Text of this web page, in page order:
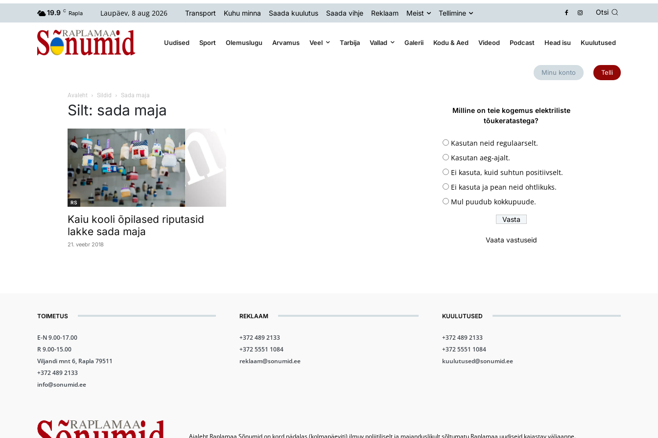
19.9 C Rapla Laupäev, 8 aug 2026 Transport Kuhu minna Saada kuulutus Saada vihje Reklaam Meist Tellimine Otsi
Uudised Sport Olemuslugu Arvamus Veel Tarbija Vallad Galerii Kodu & Aed Videod Podcast Head isu Kuulutused
Minu konto Telli
Avaleht Sildid Sada maja
Silt: sada maja
RS
Kaiu kooli õpilased riputasid
lakke sada maja
21. veebr 2018
Milline on teie kogemus elektriliste
tõukeratastega?
Kasutan neid regulaarselt.
Kasutan aeg-ajalt.
Ei kasuta, kuid suhtun positiivselt.
Ei kasuta ja pean neid ohtlikuks.
Mul puudub kokkupuude.
Vaata vastuseid
TOIMETUS
E-N 9.00-17.00
R 9.00-15.00
Viljandi mnt 6, Rapla 79511
+372 489 2133
info@sonumid.ee
REKLAAM
+372 489 2133
+372 5551 1084
reklaam@sonumid.ee
KUULUTUSED
+372 489 2133
+372 5551 1084
kuulutused@sonumid.ee
Ajaleht Raplamaa Sõnumid on kord nädalas (kolmapäeviti) ilmuv poliitiliselt ja majanduslikult sõltumatu Raplamaa uudiseid kajastav väljaanne.